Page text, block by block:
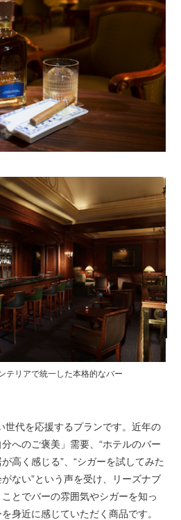
テリアで統一した本格的なバー
世代を応援するプランです。近年の
へのご褒美」需要、“ホテルのバー
高く感じる”、“シガーを試してみた
ない”という声を受け、リーズナブ
とでバーの雰囲気やシガーを知っ
身近に感じていただく商品です。